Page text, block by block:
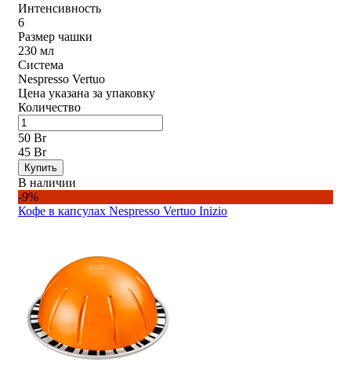
Интенсивность
6
Размер чашки
230 мл
Система
Nespresso Vertuo
Цена указана за упаковку
Количество
50 Br
45 Br
Купить
В наличии
-9%
Кофе в капсулах Nespresso Vertuo Inizio